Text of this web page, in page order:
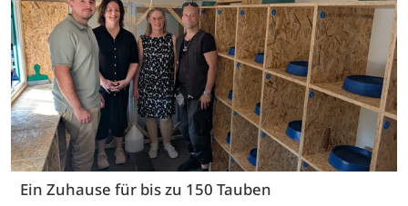
Ein Zuhause für bis zu 150 Tauben